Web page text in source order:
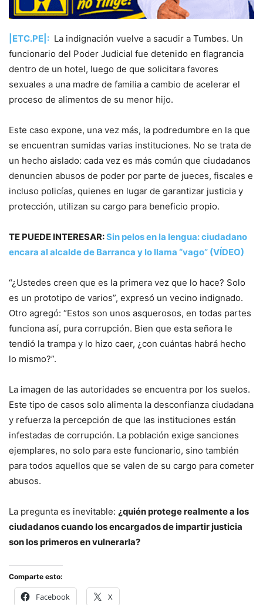
|ETC.PE|: La indignación vuelve a sacudir a Tumbes. Un
funcionario del Poder Judicial fue detenido en flagrancia
dentro de un hotel, luego de que solicitara favores
sexuales a una madre de familia a cambio de acelerar el
proceso de alimentos de su menor hijo.
Este caso expone, una vez más, la podredumbre en la que
se encuentran sumidas varias instituciones. No se trata de
un hecho aislado: cada vez es más común que ciudadanos
denuncien abusos de poder por parte de jueces, fiscales e
incluso policías, quienes en lugar de garantizar justicia y
protección, utilizan su cargo para beneficio propio.
TE PUEDE INTERESAR:Sin pelos en la lengua: ciudadano
encara al alcalde de Barranca y lo llama “vago” (VÍDEO)
“¿Ustedes creen que es la primera vez que lo hace? Solo
es un prototipo de varios”, expresó un vecino indignado.
Otro agregó: “Estos son unos asquerosos, en todas partes
funciona así, pura corrupción. Bien que esta señora le
tendió la trampa y lo hizo caer, ¿con cuántas habrá hecho
lo mismo?”.
La imagen de las autoridades se encuentra por los suelos.
Este tipo de casos solo alimenta la desconfianza ciudadana
y refuerza la percepción de que las instituciones están
infestadas de corrupción. La población exige sanciones
ejemplares, no solo para este funcionario, sino también
para todos aquellos que se valen de su cargo para cometer
abusos.
La pregunta es inevitable: ¿quién protege realmente a los
ciudadanos cuando los encargados de impartir justicia
son los primeros en vulnerarla?
Comparte esto:
Facebook X